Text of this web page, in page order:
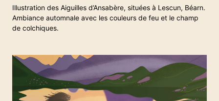
Illustration des Aiguilles d’Ansabère, situées à Lescun, Béarn.
Ambiance automnale avec les couleurs de feu et le champ
de colchiques.